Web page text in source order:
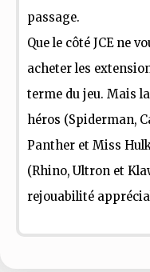
passage.
Que le côté JCE ne
acheter les
terme du jeu. Mais
héros (Spiderman,
Panther et Miss
(Rhino, Ultron et
rejouabilité